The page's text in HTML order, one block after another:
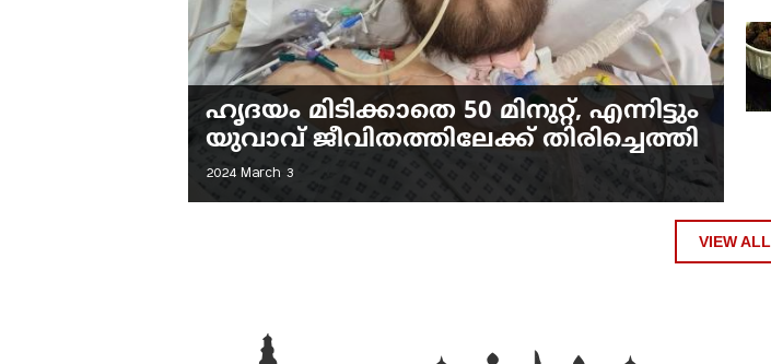
ഹൃദയം മിടിക്കാതെ 50 മിനുറ്റ്, എന്നിട്ടും
യുവാവ് ജീവിതത്തിലേക്ക് തിരിച്ചെത്തി
2024 March 3
VIEW ALL